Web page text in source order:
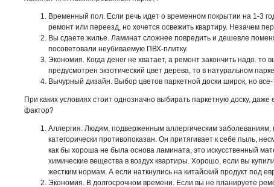
Временный пол. Если речь идет о временном покрытии на 1-3
ремонт или переезд, но хочется освежить квартиру. Незачем
Вы сдаете жилье. Ламинат сложнее повредить и дешевле
посоветовали неубиваемую ПВХ-плитку.
Экономия. Когда денег не хватает, а ремонт закончить надо. то
предусмотрен экзотический цвет дерева, то в натуральном
Вычурный дизайн. Выбор цветов паркетной доски широк, но все-
При каких условиях стоит однозначно выбирать паркетную доску,
фактор?
Аллергия. Людям, подверженным аллергическим
категорически противопоказан. Он притягивает к себе пыль,
как бы хороша не была основа ламината, это искусственный
химические вещества в воздух квартиры. Хорошо, если вы
жестким нормам. А если наткнулись на китайский продукт под
Экономия. В долгосрочном времени. Если вы не планируете